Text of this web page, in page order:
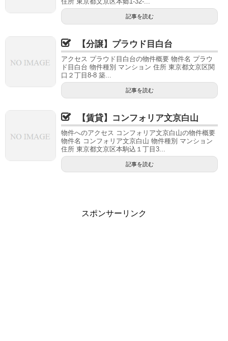
記事を読む
【分譲】プラウド目白台
アクセス プラウド目白台の物件概要 物件名 プラウ
ド目白台 物件種別 マンション 住所 東京都文京区関
口２丁目8-8 築...
記事を読む
【賃貸】コンフォリア文京白山
物件へのアクセス コンフォリア文京白山の物件概要
物件名 コンフォリア文京白山 物件種別 マンション
住所 東京都文京区本駒込１丁目3...
記事を読む
スポンサーリンク